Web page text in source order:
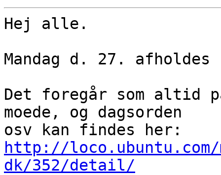
Hej alle.
Mandag d. 27.
Det foregår som altid
moede, og dagsorden
http://loco.ubuntu.com/
dk/352/detail/